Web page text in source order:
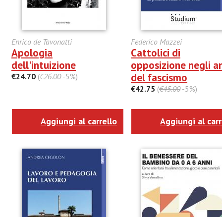
Enrico de Tavonatti
Apologia
dell'intuizione
€24.70 (€26.00-5%)
Aggiungi al carrello
Federico Mazzei
Cattolici di
opposizione negli
del fascismo
€42.75 (€45.00-5%)
Aggiungi al